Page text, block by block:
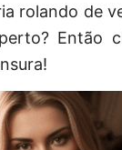
rolando de
Então